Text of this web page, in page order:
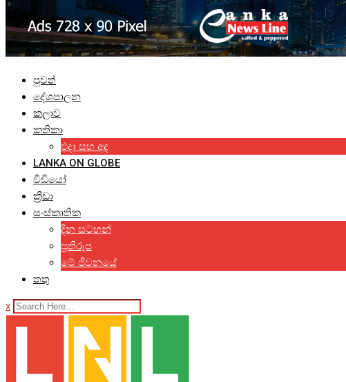
පුවත්
දේශපාලන
කලාව
කතිකා
එදා සහ අද
LANKA ON GLOBE
වීඩියෝ
ක්‍රීඩා
සංස්කෘතික
දින සටහන්
ප්‍රතිරූප
මේ ජීවනයේ
තතු
x